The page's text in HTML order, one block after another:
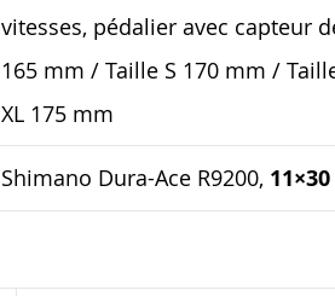
vitesses, pédalier avec capteur
165 mm / Taille S 170 mm /
XL 175 mm
Shimano Dura-Ace R9200,